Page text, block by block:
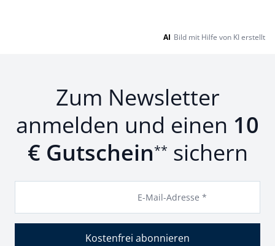
AI Bild mit Hilfe von KI erstellt
Zum Newsletter
anmelden und einen 10
€ Gutschein** sichern
E-Mail-Adresse *
Kostenfrei abonnieren